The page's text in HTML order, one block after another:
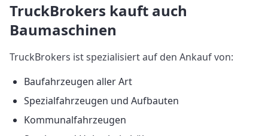
TruckBrokers kauft auch
Baumaschinen
TruckBrokers ist spezialisiert auf den Ankauf von:
Baufahrzeugen aller Art
Spezialfahrzeugen und Aufbauten
Kommunalfahrzeugen